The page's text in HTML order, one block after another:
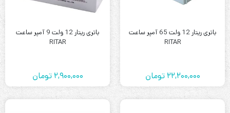
باتری ریتار 12 ولت 65 آمپر ساعت
RITAR
22,200,000 تومان
باتری ریتار 12 ولت 9 آمپر ساعت
RITAR
2,900,000 تومان